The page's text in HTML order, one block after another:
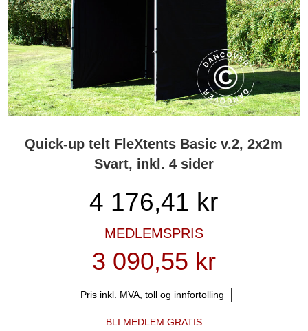
Quick-up telt FleXtents Basic v.2, 2x2m
Svart, inkl. 4 sider
4 176,41 kr
MEDLEMSPRIS
3 090,55 kr
Pris inkl. MVA, toll og innfortolling
BLI MEDLEM GRATIS